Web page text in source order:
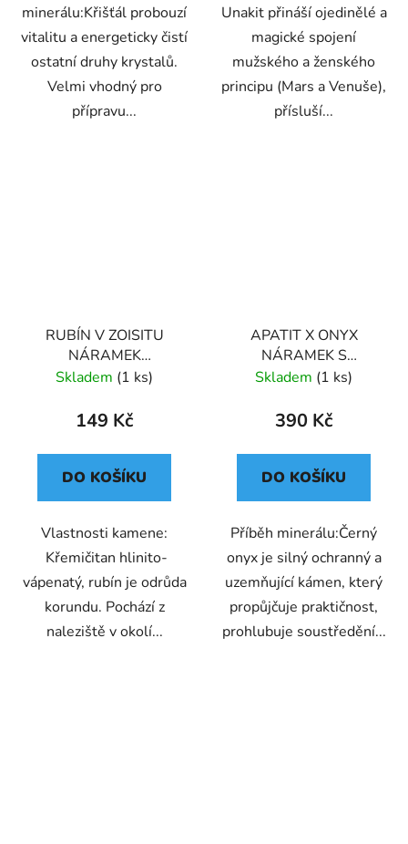
minerálu:Křišťál probouzí
vitalitu a energeticky čistí
ostatní druhy krystalů.
Velmi vhodný pro
přípravu...
Unakit přináší ojedinělé a
magické spojení
mužského a ženského
principu (Mars a Venuše),
přísluší...
RUBÍN V ZOISITU
NÁRAMEK
KORÁLKOVÝ (UNISEX)
Skladem (1 ks)
149 Kč
DO KOŠÍKU
Vlastnosti kamene:
Křemičitan hlinito-
vápenatý, rubín je odrůda
korundu. Pochází z
naleziště v okolí...
APATIT X ONYX
NÁRAMEK S
DEKORACÍ (UNISEX)
Skladem (1 ks)
390 Kč
DO KOŠÍKU
Příběh minerálu:Černý
onyx je silný ochranný a
uzemňující kámen, který
propůjčuje praktičnost,
prohlubuje soustředění...